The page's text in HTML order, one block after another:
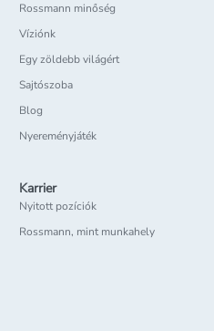
Rossmann minőség
Víziónk
Egy zöldebb világért
Sajtószoba
Blog
Nyereményjáték
Karrier
Nyitott pozíciók
Rossmann, mint munkahely